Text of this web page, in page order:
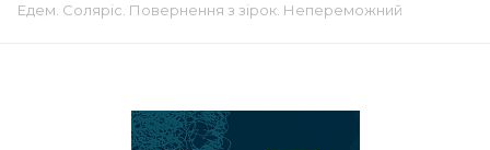
Едем. Соляріс. Повернення з зірок. Непереможний